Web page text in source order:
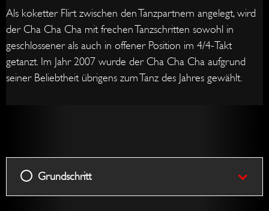
Als koketter Flirt zwischen den Tanzpartnern angelegt, wird
der Cha Cha Cha mit frechen Tanzschritten sowohl in
geschlossener als auch in offener Position im 4/4-Takt
getanzt. Im Jahr 2007 wurde der Cha Cha Cha aufgrund
seiner Beliebtheit übrigens zum Tanz des Jahres gewählt.
Grundschritt